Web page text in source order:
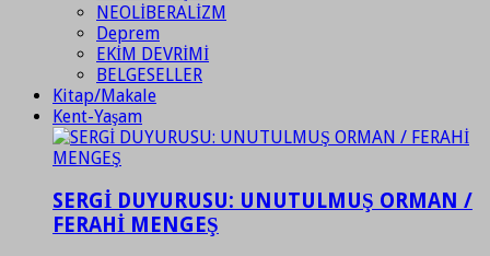
NEOLİBERALİZM
Deprem
EKİM DEVRİMİ
BELGESELLER
Kitap/Makale
Kent-Yaşam
SERGİ DUYURUSU: UNUTULMUŞ ORMAN /
FERAHİ MENGEŞ